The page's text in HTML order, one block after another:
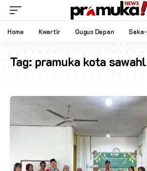
Home Kwartir Gugus Depan
Tag:pramuka kota